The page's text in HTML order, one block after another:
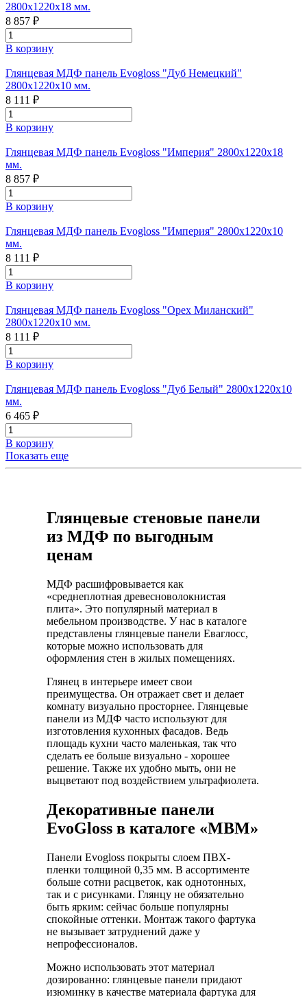
2800х1220х18 мм.
8 857 ₽
В корзину
Глянцевая МДФ панель Evogloss "Дуб Немецкий"
2800х1220х10 мм.
8 111 ₽
В корзину
Глянцевая МДФ панель Evogloss "Империя" 2800х1220х18
мм.
8 857 ₽
В корзину
Глянцевая МДФ панель Evogloss "Империя" 2800х1220х10
мм.
8 111 ₽
В корзину
Глянцевая МДФ панель Evogloss "Орех Миланский"
2800х1220х10 мм.
8 111 ₽
В корзину
Глянцевая МДФ панель Evogloss "Дуб Белый" 2800х1220х10
мм.
6 465 ₽
В корзину
Показать еще
Глянцевые стеновые панели
из МДФ по выгодным
ценам
МДФ расшифровывается как
«среднеплотная древесноволокнистая
плита». Это популярный материал в
мебельном производстве. У нас в каталоге
представлены глянцевые панели Еваглосс,
которые можно использовать для
оформления стен в жилых помещениях.
Глянец в интерьере имеет свои
преимущества. Он отражает свет и делает
комнату визуально просторнее. Глянцевые
панели из МДФ часто используют для
изготовления кухонных фасадов. Ведь
площадь кухни часто маленькая, так что
сделать ее больше визуально - хорошее
решение. Также их удобно мыть, они не
выцветают под воздействием ультрафиолета.
Декоративные панели
EvoGloss в каталоге «МВМ»
Панели Evogloss покрыты слоем ПВХ-
пленки толщиной 0,35 мм. В ассортименте
больше сотни расцветок, как однотонных,
так и с рисунками. Глянцу не обязательно
быть ярким: сейчас больше популярны
спокойные оттенки. Монтаж такого фартука
не вызывает затруднений даже у
непрофессионалов.
Можно использовать этот материал
дозированно: глянцевые панели придают
изюминку в качестве материала фартука для